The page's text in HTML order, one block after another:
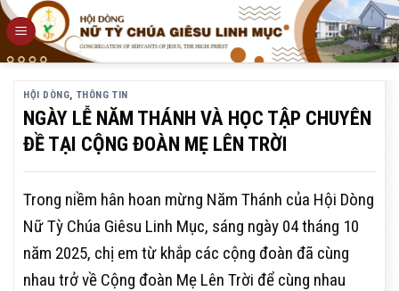
Skip
to
content
HỘI DÒNG, THÔNG TIN
NGÀY LỄ NĂM THÁNH VÀ HỌC TẬP CHUYÊN
ĐỀ TẠI CỘNG ĐOÀN MẸ LÊN TRỜI
Trong niềm hân hoan mừng Năm Thánh của Hội Dòng
Nữ Tỳ Chúa Giêsu Linh Mục, sáng ngày 04 tháng 10
năm 2025, chị em từ khắp các cộng đoàn đã cùng
nhau trở về Cộng đoàn Mẹ Lên Trời để cùng nhau